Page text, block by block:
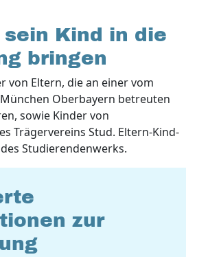
Kind in die
bringen
von Eltern, die an einer vom
Oberbayern betreuten
sowie Kinder von
Trägervereins Stud. Eltern-Kind-
Studierendenwerks.
zur